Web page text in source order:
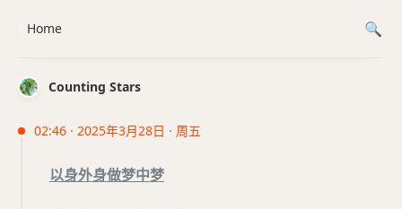
Counting Stars
02:46 · 2025年3月28日 · 周五
以身外身做梦中梦
Home